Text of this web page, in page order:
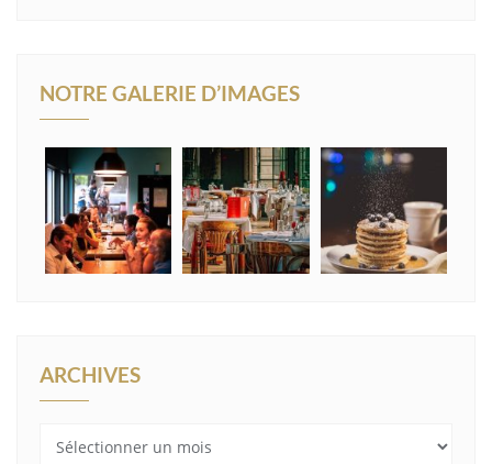
NOTRE GALERIE D’IMAGES
ARCHIVES
Archives